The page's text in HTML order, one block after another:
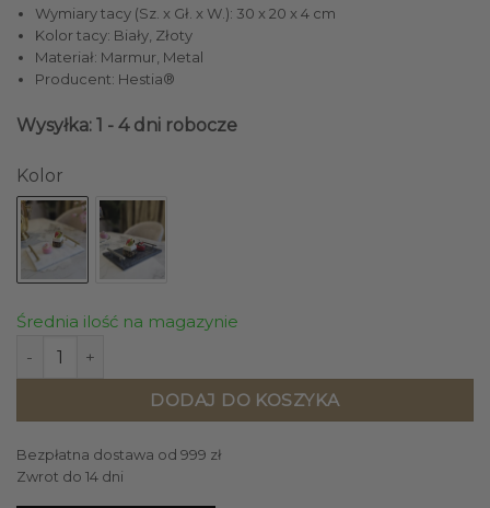
Wymiary tacy (Sz. x Gł. x W.): 30 x 20 x 4 cm
Kolor tacy: Biały, Złoty
Materiał: Marmur, Metal
Producent: Hestia®
Wysyłka: 1 - 4 dni robocze
Kolor
Średnia ilość na magazynie
ilość TACA MARMUROWA biała z złotymi metalowymi
DODAJ DO KOSZYKA
Bezpłatna dostawa od 999 zł
Zwrot do 14 dni